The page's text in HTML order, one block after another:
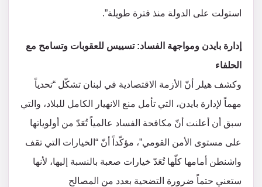
استولت على الدولة منذ فترة طويلة”.
إدارة بايدن ومواجهة الفساد: تسييس للعقوبات وتسامح مع
الحلفاء
وكشف هيلر أنّ الأزمة الاقتصادية في لبنان تشكّل “تحدياً
مهماً لإدارة بايدن، التي تأمل منع الانهيار الكامل للبلاد، والتي
سبق أن أعلنت أنّ مكافحة الفساد عالمياً تُعَدّ من أولوياتها
على مستوى الأمن القومي”، مؤكّداً أنّ “الخيارات التي تقف
واشنطن أمامها كلّها تُعَدّ خيارات صعبة بالنسبة إليها، لأنها
ستعني حتماً ضرورة التضحية بعدد من المصالح